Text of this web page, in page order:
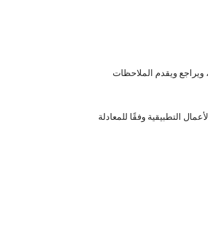
ويراجع ويقدم الملاحظات
ويقابل هذا الحجم الساعي 288 ساعة من الأعمال الموجهة أو الأعمال التطبيقية وفقًا للمعادلة